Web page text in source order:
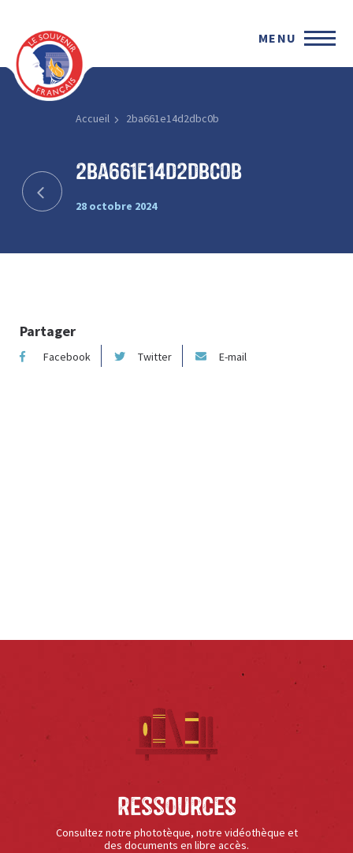
MENU
Accueil 2ba661e14d2dbc0b
2ba661e14d2dbc0b
28 octobre 2024
Partager
Facebook Twitter E-mail
Ressources
Consultez notre phototèque, notre vidéothèque et
des documents en libre accès.